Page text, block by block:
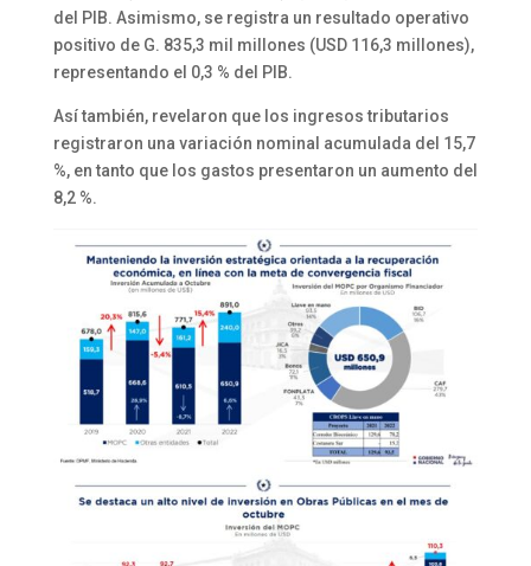
del PIB. Asimismo, se registra un resultado operativo
positivo de G. 835,3 mil millones (USD 116,3 millones),
representando el 0,3 % del PIB.
Así también, revelaron que los ingresos tributarios
registraron una variación nominal acumulada del 15,7
%, en tanto que los gastos presentaron un aumento del
8,2 %.